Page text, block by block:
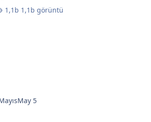
1,1b görüntü
May 5